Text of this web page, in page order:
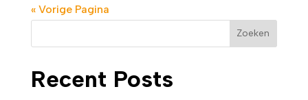
« Vorige Pagina
Zoeken
Recent Posts